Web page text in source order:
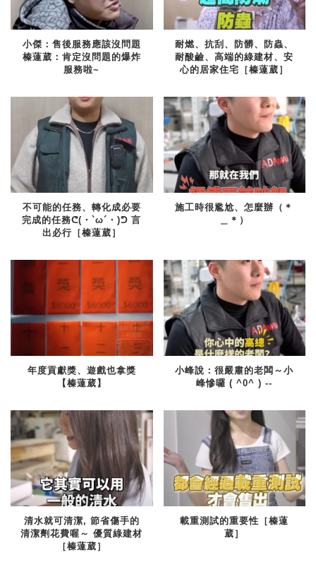
小傑：售後服務應該沒問題
榛薘葳：肯定沒問題的爆炸
服務啦~
耐燃、抗刮、防髒、防蟲、
耐酸鹼、高端的綠建材、安
心的居家住宅［榛薘葳］
不可能的任務、轉化成必要
完成的任務ᕦ(・`ω´・)ᕤ 言
出必行［榛薘葳］
施工時很尷尬、怎麼辦（＊
＿＊）
年度貢獻獎、遊戲也拿獎
【榛薘葳】
小峰說：很嚴肅的老闆～小
峰慘囉 ( ^0^ ) --
清水就可清潔, 節省傷手的
清潔劑花費喔～ 優質綠建材
［榛薘葳］
載重測試的重要性［榛薘
葳］